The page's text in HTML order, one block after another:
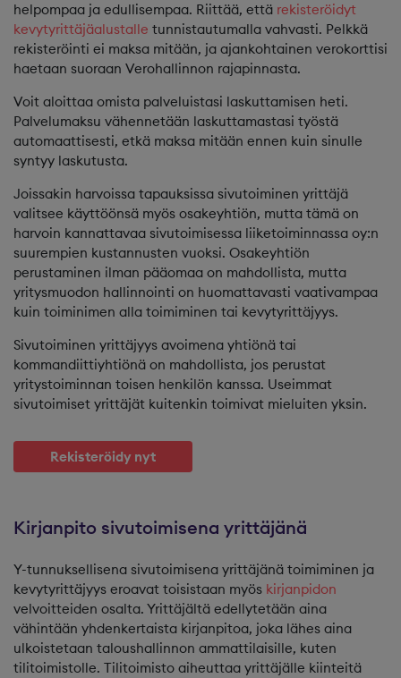
helpompaa ja edullisempaa. Riittää, että rekisteröidyt
kevytyrittäjäalustalle tunnistautumalla vahvasti. Pelkkä
rekisteröinti ei maksa mitään, ja ajankohtainen verokorttisi
haetaan suoraan Verohallinnon rajapinnasta.
Voit aloittaa omista palveluistasi laskuttamisen heti.
Palvelumaksu vähennetään laskuttamastasi työstä
automaattisesti, etkä maksa mitään ennen kuin sinulle
syntyy laskutusta.
Joissakin harvoissa tapauksissa sivutoiminen yrittäjä
valitsee käyttöönsä myös osakeyhtiön, mutta tämä on
harvoin kannattavaa sivutoimisessa liiketoiminnassa oy:n
suurempien kustannusten vuoksi. Osakeyhtiön
perustaminen ilman pääomaa on mahdollista, mutta
yritysmuodon hallinnointi on huomattavasti vaativampaa
kuin toiminimen alla toimiminen tai kevytyrittäjyys.
Sivutoiminen yrittäjyys avoimena yhtiönä tai
kommandiittiyhtiönä on mahdollista, jos perustat
yritystoiminnan toisen henkilön kanssa. Useimmat
sivutoimiset yrittäjät kuitenkin toimivat mieluiten yksin.
Rekisteröidy nyt
Kirjanpito sivutoimisena yrittäjänä
Y-tunnuksellisena sivutoimisena yrittäjänä toimiminen ja
kevytyrittäjyys eroavat toisistaan myös kirjanpidon
velvoitteiden osalta. Yrittäjältä edellytetään aina
vähintään yhdenkertaista kirjanpitoa, joka lähes aina
ulkoistetaan taloushallinnon ammattilaisille, kuten
tilitoimistolle. Tilitoimisto aiheuttaa yrittäjälle kiinteitä